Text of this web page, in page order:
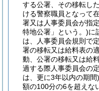
する公署、その移転し
ける警察職員となって
署又は人事委員会が指
特地公署」という。)に
は、人事委員会規則で
署の移転又は給料表の
動、公署の移転又は給
過する際人事委員会の
は、更に3年以内の期間)
額の100分の6を超えな